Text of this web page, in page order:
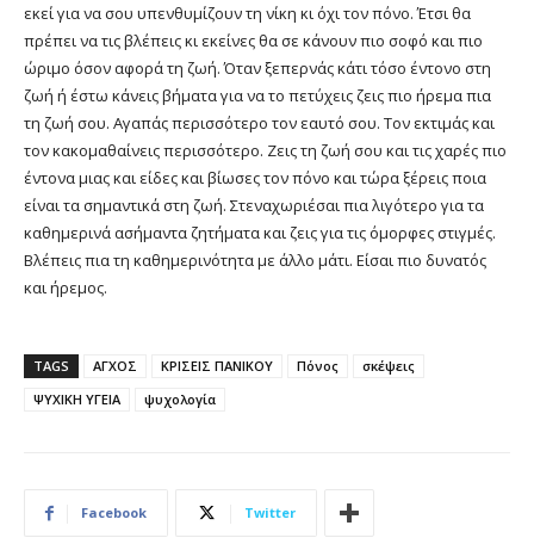
εκεί για να σου υπενθυμίζουν τη νίκη κι όχι τον πόνο. Έτσι θα
πρέπει να τις βλέπεις κι εκείνες θα σε κάνουν πιο σοφό και πιο
ώριμο όσον αφορά τη ζωή. Όταν ξεπερνάς κάτι τόσο έντονο στη
ζωή ή έστω κάνεις βήματα για να το πετύχεις ζεις πιο ήρεμα πια
τη ζωή σου. Αγαπάς περισσότερο τον εαυτό σου. Τον εκτιμάς και
τον κακομαθαίνεις περισσότερο. Ζεις τη ζωή σου και τις χαρές πιο
έντονα μιας και είδες και βίωσες τον πόνο και τώρα ξέρεις ποια
είναι τα σημαντικά στη ζωή. Στεναχωριέσαι πια λιγότερο για τα
καθημερινά ασήμαντα ζητήματα και ζεις για τις όμορφες στιγμές.
Βλέπεις πια τη καθημερινότητα με άλλο μάτι. Είσαι πιο δυνατός
και ήρεμος.
TAGS ΑΓΧΟΣ ΚΡΙΣΕΙΣ ΠΑΝΙΚΟΥ Πόνος
σκέψεις
ΨΥΧΙΚΗ ΥΓΕΙΑ
ψυχολογία
Facebook Twitter